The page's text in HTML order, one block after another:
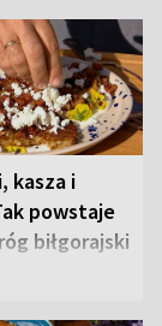
kasza i
powstaje
biłgorajski